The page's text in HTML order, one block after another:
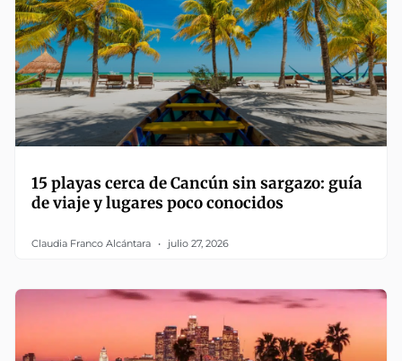
15 playas cerca de Cancún sin sargazo: guía
de viaje y lugares poco conocidos
Claudia Franco Alcántara julio 27, 2026